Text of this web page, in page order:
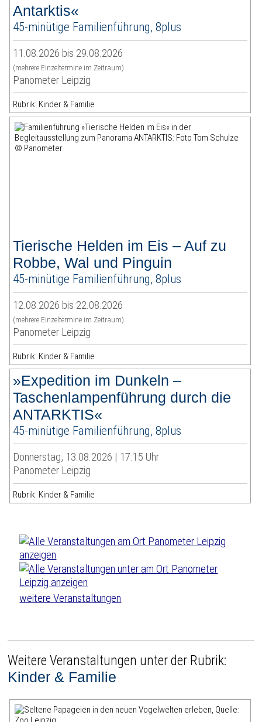
Antarktis«
45-minütige Familienführung, 8plus
11.08.2026 bis 29.08.2026
(mehrere Einzeltermine im Zeitraum)
Panometer Leipzig
Rubrik: Kinder & Familie
Tierische Helden im Eis – Auf zu
Robbe, Wal und Pinguin
45-minütige Familienführung, 8plus
12.08.2026 bis 22.08.2026
(mehrere Einzeltermine im Zeitraum)
Panometer Leipzig
Rubrik: Kinder & Familie
»Expedition im Dunkeln –
Taschenlampenführung durch die
ANTARKTIS«
45-minütige Familienführung, 8plus
Donnerstag, 13.08.2026 | 17:15 Uhr
Panometer Leipzig
Rubrik: Kinder & Familie
weitere Veranstaltungen
Weitere Veranstaltungen unter der Rubrik:
Kinder & Familie